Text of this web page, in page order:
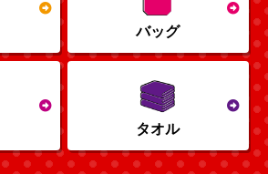
バッグ
タオル